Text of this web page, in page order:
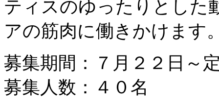
ティスのゆったりとした
アの筋肉に働きかけます
募集期間：７月２２日～
募集人数：４０名